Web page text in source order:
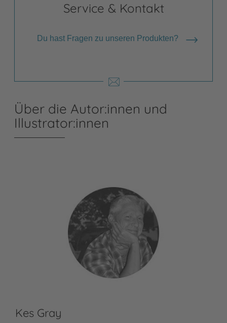
Service & Kontakt
Du hast Fragen zu unseren Produkten?
Über die Autor:innen und
Illustrator:innen
Kes Gray